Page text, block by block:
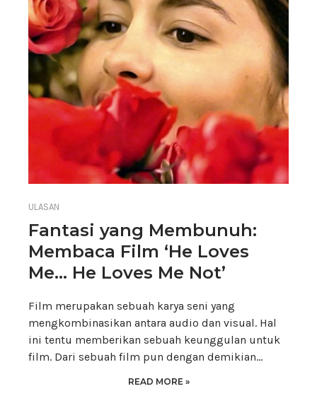
ULASAN
Fantasi yang Membunuh:
Membaca Film ‘He Loves
Me… He Loves Me Not’
Film merupakan sebuah karya seni yang
mengkombinasikan antara audio dan visual. Hal
ini tentu memberikan sebuah keunggulan untuk
film. Dari sebuah film pun dengan demikian…
READ MORE »